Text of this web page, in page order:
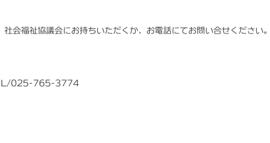
会福祉協議会にお持ちいただくか、お電話にてお問い合せください。
025-765-3774